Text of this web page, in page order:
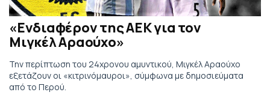
«Ενδιαφέρον της ΑΕΚ για τον
Μιγκέλ Αραούχο»
Την περίπτωση του 24χρονου αμυντικού, Μιγκέλ Αραούχο
εξετάζουν οι «κιτρινόμαυροι», σύμφωνα με δημοσιεύματα
από το Περού.